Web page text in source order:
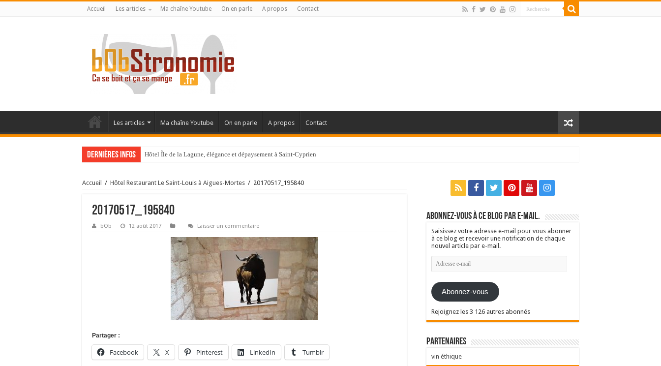
Accueil Les articles Ma chaîne Youtube On en parle A propos Contact
Les articles Ma chaîne Youtube On en parle A propos Contact
Dernières infos Hôtel Île de la Lagune, élégance et dépaysement à Saint-Cyprien
La Villa Duflot, pépite perpignanaise
Accueil / Hôtel Restaurant Le Saint-Louis à Aigues-Mortes / 20170517_195840
20170517_195840
bOb 12 août 2017 Laisser un commentaire
Partager :
Facebook X Pinterest LinkedIn Tumblr
Abonnez-vous à ce blog par e-mail.
Saisissez votre adresse e-mail pour vous abonner
à ce blog et recevoir une notification de chaque
nouvel article par e-mail.
Adresse
e-
Abonnez-vous
Rejoignez les 3 126 autres abonnés
Partenaires
vin éthique